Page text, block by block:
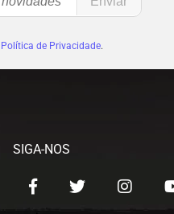
Política de Privacidade.
SIGA-NOS